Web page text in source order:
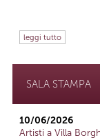
leggi tutto
SALA STAMPA
10/06/2026
Artisti a Villa